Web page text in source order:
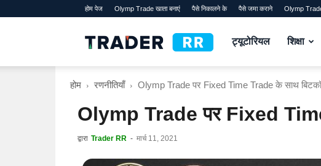
होम पेज Olymp Trade खाता बनाएं पैसे निकालने के पैसे जमा कराने Olymp Trade
TraderRR
ट्यूटोरियल शिक्षा
होम रणनीतियाँ Olymp Trade पर Fixed Time Trade के साथ
Olymp Trade पर Fixed
द्वारा Trader RR - मार्च 11, 2021